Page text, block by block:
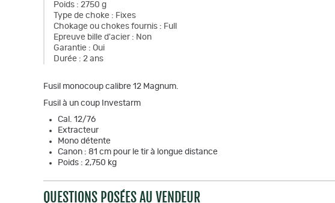
Poids : 2750 g
Type de choke : Fixes
Chokage ou chokes fournis : Full
Epreuve bille d'acier : Non
Garantie : Oui
Durée : 2 ans
Fusil monocoup calibre 12 Magnum.
Fusil à un coup Investarm
Cal. 12/76
Extracteur
Mono détente
Canon : 81 cm pour le tir à longue distance
Poids : 2,750 kg
QUESTIONS POSÉES AU VENDEUR